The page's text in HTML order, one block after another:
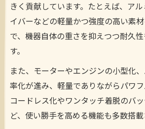
きく貢献しています。たとえば、ア
イバーなどの軽量かつ強度の高い素
で、機器自体の重さを抑えつつ耐久
す。
また、モーターやエンジンの小型化
率化が進み、軽量でありながらパワフ
コードレス化やワンタッチ着脱のバ
ど、使い勝手を高める機能も多数搭載